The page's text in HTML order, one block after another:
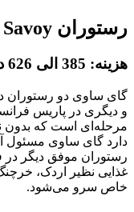
رستوران Guy Savoy پاریس فرانسه
هزینه: 385 الی 626 دلار برای هر وعده
گای ساوی دو رستوران
دارد گای ساوی
رستوران موفق دیگر
غذایی نظیر اردک،
خاص سرو می‌شود.